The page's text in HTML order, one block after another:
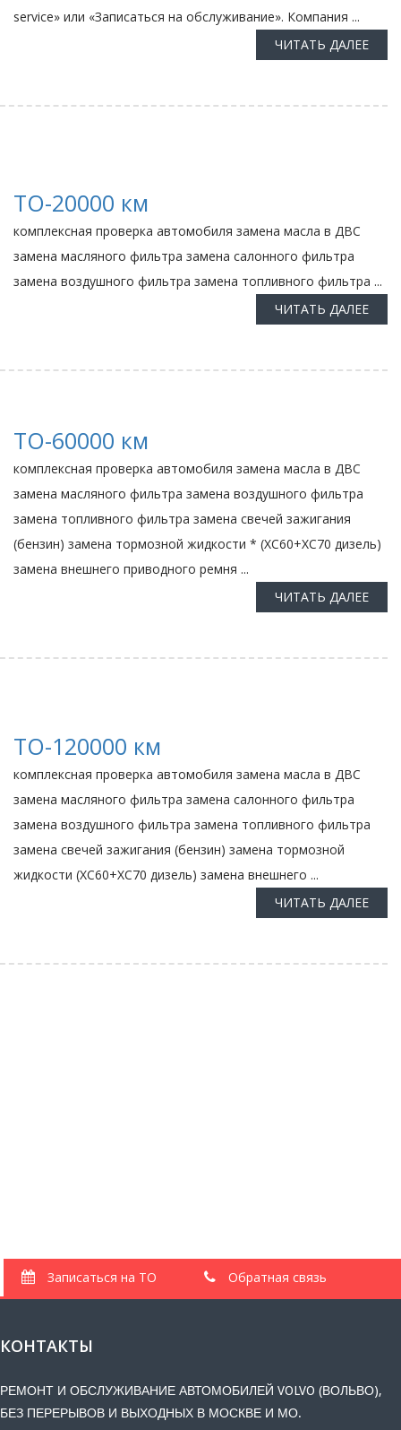
service» или «Записаться на обслуживание». Компания ...
ЧИТАТЬ ДАЛЕЕ
ТО-20000 км
комплексная проверка автомобиля замена масла в ДВС
замена масляного фильтра замена салонного фильтра
замена воздушного фильтра замена топливного фильтра ...
ЧИТАТЬ ДАЛЕЕ
ТО-60000 км
комплексная проверка автомобиля замена масла в ДВС
замена масляного фильтра замена воздушного фильтра
замена топливного фильтра замена свечей зажигания
(бензин) замена тормозной жидкости * (ХС60+ХС70 дизель)
замена внешнего приводного ремня ...
ЧИТАТЬ ДАЛЕЕ
ТО-120000 км
комплексная проверка автомобиля замена масла в ДВС
замена масляного фильтра замена салонного фильтра
замена воздушного фильтра замена топливного фильтра
замена свечей зажигания (бензин) замена тормозной
жидкости (ХС60+ХС70 дизель) замена внешнего ...
ЧИТАТЬ ДАЛЕЕ
Записаться на ТО Обратная связь
КОНТАКТЫ
РЕМОНТ И ОБСЛУЖИВАНИЕ АВТОМОБИЛЕЙ VOLVO (ВОЛЬВО),
БЕЗ ПЕРЕРЫВОВ И ВЫХОДНЫХ В МОСКВЕ И МО.